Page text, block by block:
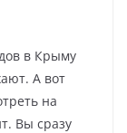
в Крыму
А вот
на
Вы сразу